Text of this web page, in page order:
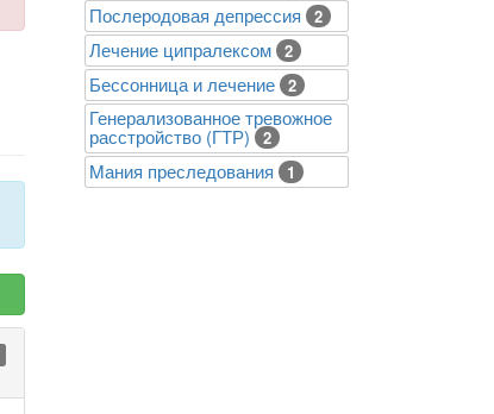
Послеродовая депрессия 2
Лечение ципралексом 2
Бессонница и лечение 2
Генерализованное тревожное
расстройство (ГТР) 2
Mания преследования 1